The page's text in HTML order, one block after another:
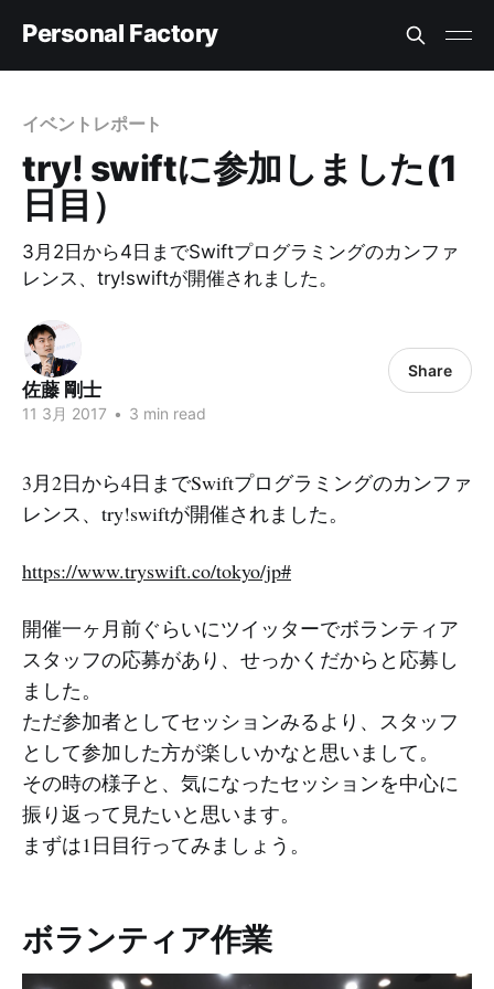
Personal Factory
イベントレポート
try! swiftに参加しました(1
日目）
3月2日から4日までSwiftプログラミングのカンファ
レンス、try!swiftが開催されました。
佐藤 剛士
11 3月 2017 • 3 min read
Share
3月2日から4日までSwiftプログラミングのカンファ
レンス、try!swiftが開催されました。
https://www.tryswift.co/tokyo/jp#
開催一ヶ月前ぐらいにツイッターでボランティア
スタッフの応募があり、せっかくだからと応募し
ました。
ただ参加者としてセッションみるより、スタッフ
として参加した方が楽しいかなと思いまして。
その時の様子と、気になったセッションを中心に
振り返って見たいと思います。
まずは1日目行ってみましょう。
ボランティア作業